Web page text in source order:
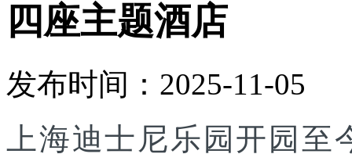
四座主题酒店
发布时间：2025-11-05
上海迪士尼乐园开园